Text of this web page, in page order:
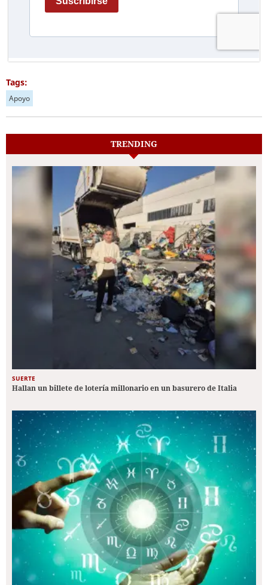
Tags:
Apoyo
TRENDING
SUERTE
Hallan un billete de lotería millonario en un basurero de Italia